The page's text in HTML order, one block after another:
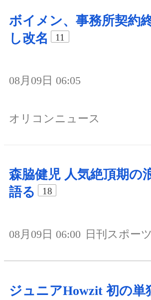
ボイメン、事務所契約
し改名
11
08月09日 06:05
オリコンニュース
森脇健児 人気絶頂期の
語る
18
08月09日 06:00 日刊スポーツ
ジュニアHowzit 初の単